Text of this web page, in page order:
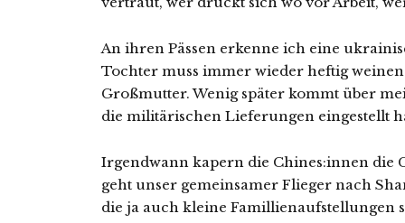
An ihren Pässen erkenne ich eine
Tochter muss immer wieder heftig
Großmutter. Wenig später kommt über
die militärischen Lieferungen eingestellt
Irgendwann kapern die Chines:innen die
geht unser gemeinsamer Flieger nach
die ja auch kleine Famillienaufstellungen